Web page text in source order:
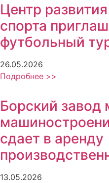
Центр
спорта
футбольный
26.05.2026
Подробнее >>
Борский завод
сдает в аренду
13.05.2026